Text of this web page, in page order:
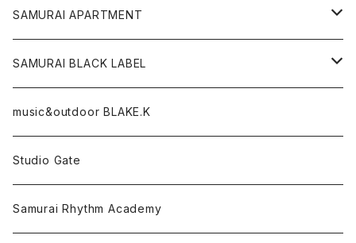
SAMURAI APARTMENT
CD,DVD,DLカード
Tシャツ
スマフォケース
Gate関連グッツ
SAMURAI BLACK LABEL
パーカー
Tシャツ
アクリルキーホルダー
music&outdoor BLAKE.K
Studio Gate
Samurai Rhythm Academy